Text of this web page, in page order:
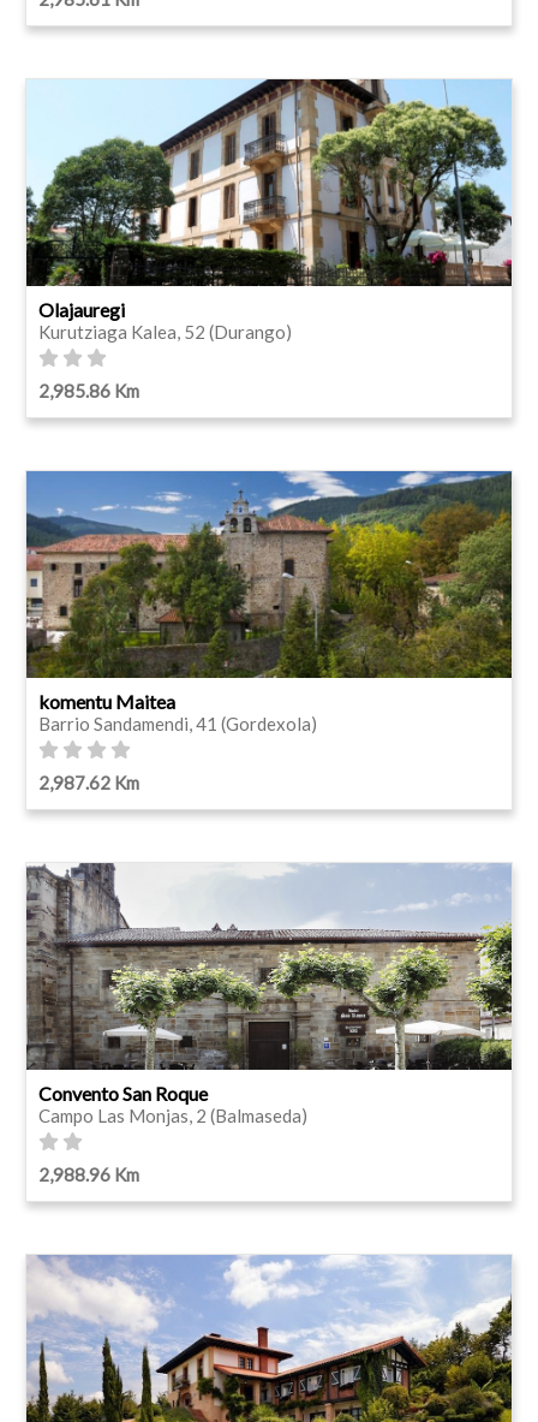
Olajauregi
Kurutziaga Kalea, 52 (Durango)
2,985.86 Km
komentu Maitea
Barrio Sandamendi, 41 (Gordexola)
2,987.62 Km
Convento San Roque
Campo Las Monjas, 2 (Balmaseda)
2,988.96 Km